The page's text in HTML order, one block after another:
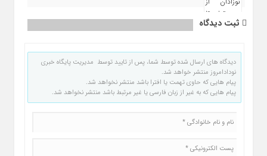
ثبت دیدگاه
دیدگاه های ارسال شده توسط شما، پس از تایید توسط مدیریت پایگاه خبری
نودادامروز منتشر خواهد شد.
پیام هایی که حاوی تهمت یا افترا باشد منتشر نخواهد شد.
پیام هایی که به غیر از زبان فارسی یا غیر مرتبط باشد منتشر نخواهد شد.